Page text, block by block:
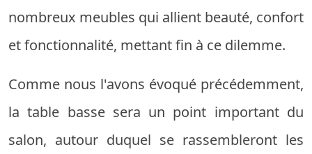
nombreux meubles qui allient beauté, confort
et fonctionnalité, mettant fin à ce dilemme.
Comme nous l'avons évoqué précédemment,
la table basse sera un point important du
salon, autour duquel se rassembleront les